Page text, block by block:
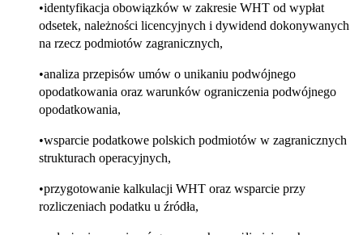
identyfikacja obowiązków w zakresie WHT od wypłat
odsetek, należności licencyjnych i dywidend dokonywanych
na rzecz podmiotów zagranicznych,
analiza przepisów umów o unikaniu podwójnego
opodatkowania oraz warunków ograniczenia podwójnego
opodatkowania,
wsparcie podatkowe polskich podmiotów w zagranicznych
strukturach operacyjnych,
przygotowanie kalkulacji WHT oraz wsparcie przy
rozliczeniach podatku u źródła,